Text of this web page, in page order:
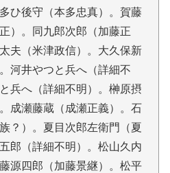
ひ後守（本多忠真）。賀藤
）。同九郎次郎（加藤正
夫（米津政信）。大久保新
河井やつと兵へ（詳細不
兵へ（詳細不明）。榊原摂
成瀬藤蔵（成瀬正義）。石
？）。夏目次郎左衛門（夏
郎（詳細不明）。松山久内
源四郎（加藤景継）。松平